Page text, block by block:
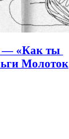
«Как ты
Молоток